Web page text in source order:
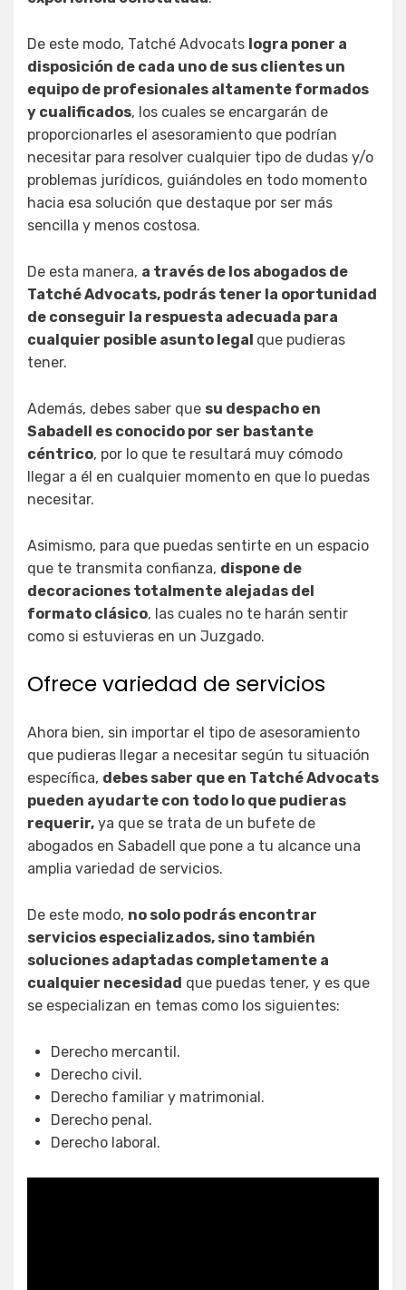
De este modo, Tatché Advocats logra poner a
disposición de cada uno de sus clientes un
equipo de profesionales altamente formados
y cualificados, los cuales se encargarán de
proporcionarles el asesoramiento que podrían
necesitar para resolver cualquier tipo de dudas y/o
problemas jurídicos, guiándoles en todo momento
hacia esa solución que destaque por ser más
sencilla y menos costosa.
De esta manera, a través de los abogados de
Tatché Advocats, podrás tener la oportunidad
de conseguir la respuesta adecuada para
cualquier posible asunto legal que pudieras
tener.
Además, debes saber que su despacho en
Sabadell es conocido por ser bastante
céntrico, por lo que te resultará muy cómodo
llegar a él en cualquier momento en que lo puedas
necesitar.
Asimismo, para que puedas sentirte en un espacio
que te transmita confianza, dispone de
decoraciones totalmente alejadas del
formato clásico, las cuales no te harán sentir
como si estuvieras en un Juzgado.
Ofrece variedad de servicios
Ahora bien, sin importar el tipo de asesoramiento
que pudieras llegar a necesitar según tu situación
específica, debes saber que en Tatché Advocats
pueden ayudarte con todo lo que pudieras
requerir, ya que se trata de un bufete de
abogados en Sabadell que pone a tu alcance una
amplia variedad de servicios.
De este modo, no solo podrás encontrar
servicios especializados, sino también
soluciones adaptadas completamente a
cualquier necesidad que puedas tener, y es que
se especializan en temas como los siguientes:
Derecho mercantil.
Derecho civil.
Derecho familiar y matrimonial.
Derecho penal.
Derecho laboral.